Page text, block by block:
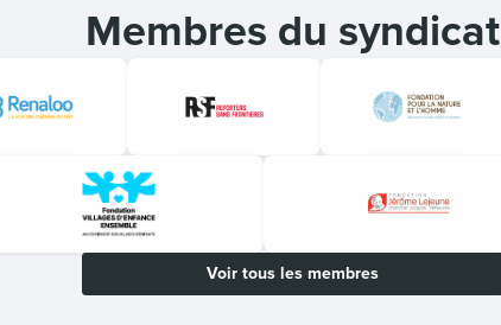
Membres du syndicat
Voir tous les membres